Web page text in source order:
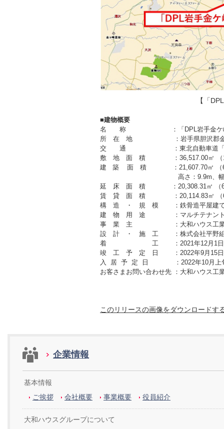
【「
■建物概要
名 称 ：「DPL岩手金ケ
所 在 地 ：岩手県胆沢郡金ケ
交 通 ：東北自動車道「北上金
敷 地 面 積 ：36,517.00㎡ （
建 築 面 積 ：21,607.70㎡ （
高さ：9.9m、幅：161m
延 床 面 積 ：20,308.31㎡ （
賃 貸 面 積 ：20,114.83㎡ （
構 造 ・ 規 模 ：鉄骨造平屋建
建 物 用 途 ：マルチテナント
事 業 主 ：大和ハウス工業
設 計 ・ 施 工 ：株式会社平野
着 工 ：2021年12月1日
竣 工 予 定 日 ：2022年9月15日
入 居 予 定 日 ：2022年10月上
お客さまお問い合わせ先 ：大和ハウス
このリリースの画像をダウンロードす
企業情報
基本情報
ご挨拶
会社概要 事業概要 役員紹介
大和ハウスグループについて